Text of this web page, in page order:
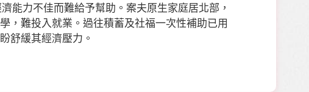
能力不佳而難給予幫助。案夫原生家庭居北部，
，難投入就業。過往積蓄及社福一次性補助已用
舒緩其經濟壓力。